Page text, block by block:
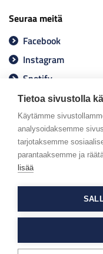
Tietoa sivustolla
Käytämme
analysoidaksemme
tarjotaksemme
parantaaksemme ja
lisää
Seuraa meitä
Facebook
Instagram
Spotify